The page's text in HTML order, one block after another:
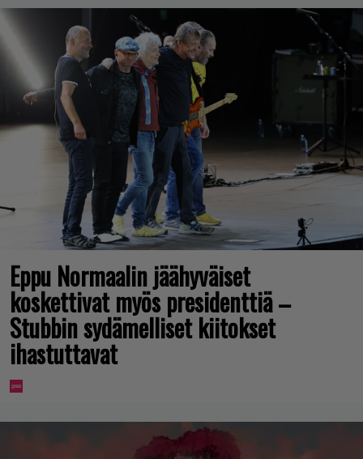
Eppu Normaalin jäähyväiset
koskettivat myös presidenttiä –
Stubbin sydämelliset kiitokset
ihastuttavat